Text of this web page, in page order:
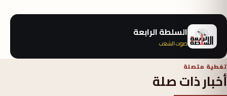
السلطة الرابعة
صوت الشعب
تغطية متصلة
أخبار ذات صلة